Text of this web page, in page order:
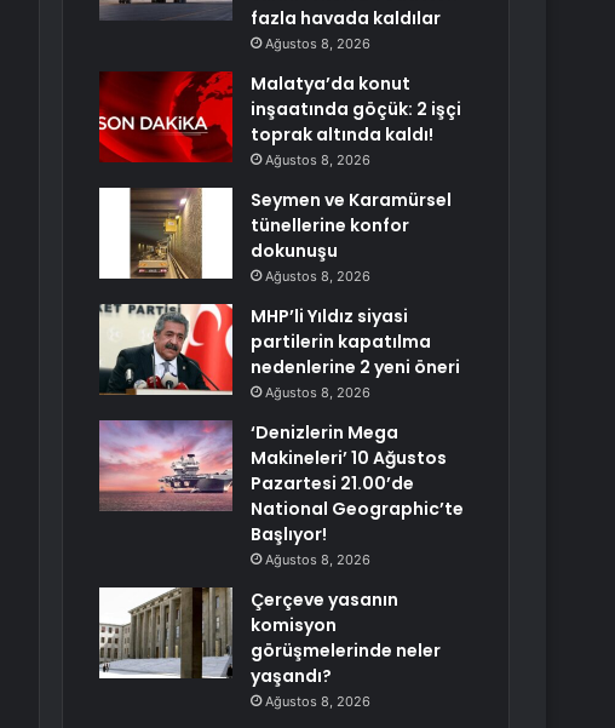
fazla havada kaldılar
Ağustos 8, 2026
Malatya’da konut
inşaatında göçük: 2 işçi
toprak altında kaldı!
Ağustos 8, 2026
Seymen ve Karamürsel
tünellerine konfor
dokunuşu
Ağustos 8, 2026
MHP’li Yıldız siyasi
partilerin kapatılma
nedenlerine 2 yeni öneri
Ağustos 8, 2026
‘Denizlerin Mega
Makineleri’ 10 Ağustos
Pazartesi 21.00’de
National Geographic’te
Başlıyor!
Ağustos 8, 2026
Çerçeve yasanın
komisyon
görüşmelerinde neler
yaşandı?
Ağustos 8, 2026